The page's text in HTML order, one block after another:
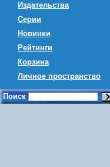
Издательства
Серии
Новинки
Рейтинги
Корзина
Личное пространство
Поиск